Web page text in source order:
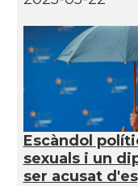
Escàndol
sexuals i un
ser acusat